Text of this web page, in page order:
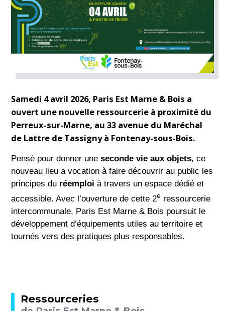
Samedi 4 avril 2026, Paris Est Marne & Bois a
ouvert une nouvelle ressourcerie à proximité du
Perreux-sur-Marne, au33 avenue du Maréchal
de Lattre de Tassigny à Fontenay-sous-Bois.
Pensé pour donner uneseconde vie aux objets, ce
nouveau lieu a vocation à faire découvrir au public les
principes du réemploià travers un espace dédié et
accessible. Avec l’ouverture de cette 2e ressourcerie
intercommunale, Paris Est Marne & Bois poursuit le
développement d’équipements utiles au territoire et
tournés vers des pratiques plus responsables.
Ressourceries